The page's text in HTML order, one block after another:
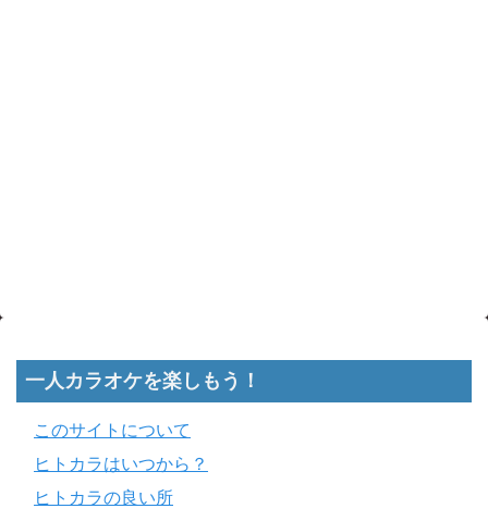
一人カラオケを楽しもう！
このサイトについて
ヒトカラはいつから？
ヒトカラの良い所